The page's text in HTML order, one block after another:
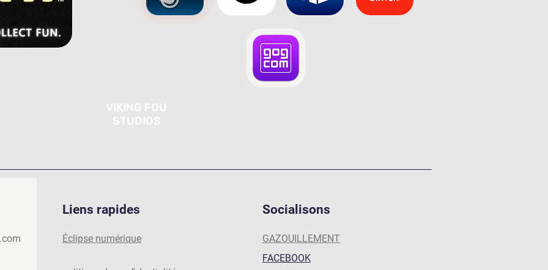
VIKING FOU
STUDIOS
Liens rapides
Éclipse numérique
Socialisons
GAZOUILLEMENT
FACEBOOK